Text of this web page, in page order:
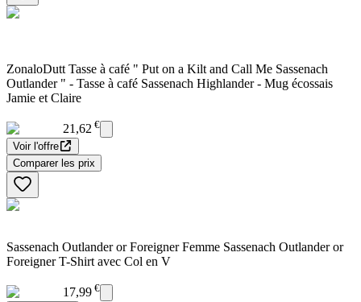
ZonaloDutt Tasse à café " Put on a Kilt and Call Me Sassenach
Outlander " - Tasse à café Sassenach Highlander - Mug écossais
Jamie et Claire
21,62 €
Voir l'offre
Comparer les prix
Sassenach Outlander or Foreigner Femme Sassenach Outlander or
Foreigner T-Shirt avec Col en V
17,99 €